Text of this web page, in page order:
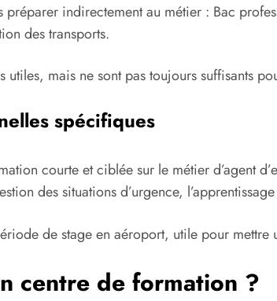
préparer indirectement au métier : Bac
des transports.
utiles, mais ne sont pas toujours suffisants
spécifiques
courte et ciblée sur le métier d’agent
des situations d’urgence,
de stage en aéroport, utile pour mettre
centre de formation ?